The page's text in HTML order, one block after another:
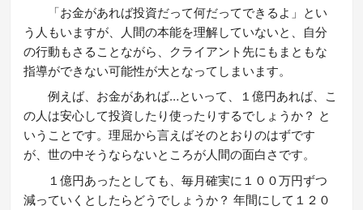
「お金があれば投資だって何だってできるよ」とい
う人もいますが、人間の本能を理解していないと、自分
の行動もさることながら、クライアント先にもまともな
指導ができない可能性が大となってしまいます。
例えば、お金があれば…といって、１億円あれば、こ
の人は安心して投資したり使ったりするでしょうか？ と
いうことです。理屈から言えばそのとおりのはずです
が、世の中そうならないところが人間の面白さです。
１億円あったとしても、毎月確実に１００万円ずつ
減っていくとしたらどうでしょうか？ 年間にして１２０